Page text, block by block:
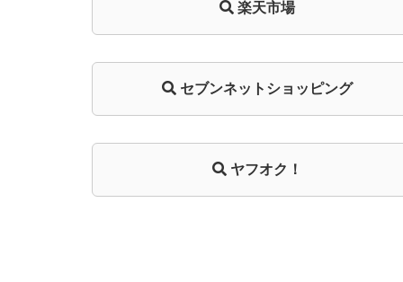
楽天市場
セブンネットショッピング
ヤフオク！